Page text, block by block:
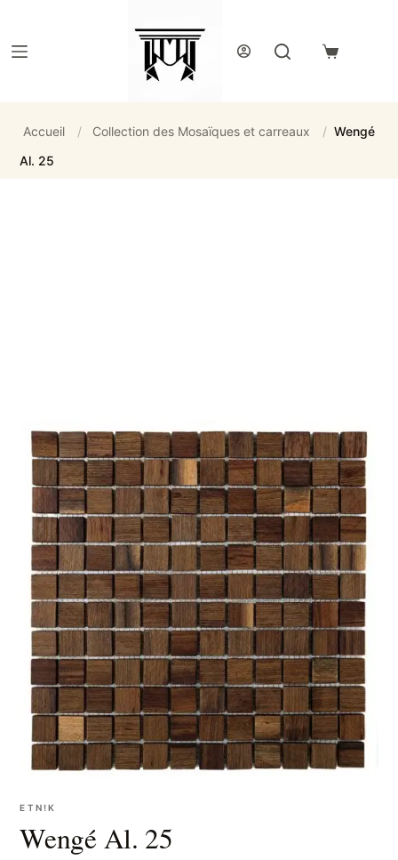
Panier
Accueil / Collection des Mosaïques et carreaux / Wengé
Al. 25
ETN!K
Wengé Al. 25